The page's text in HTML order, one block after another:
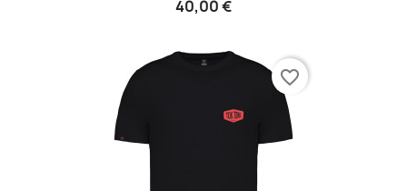
40,00 €
favorite_border